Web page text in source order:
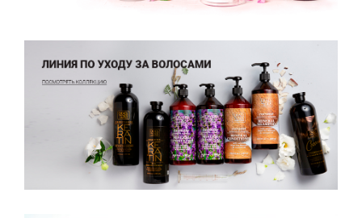
Шиповник
Гиалуроновая кислота
Конопля и Коллаген